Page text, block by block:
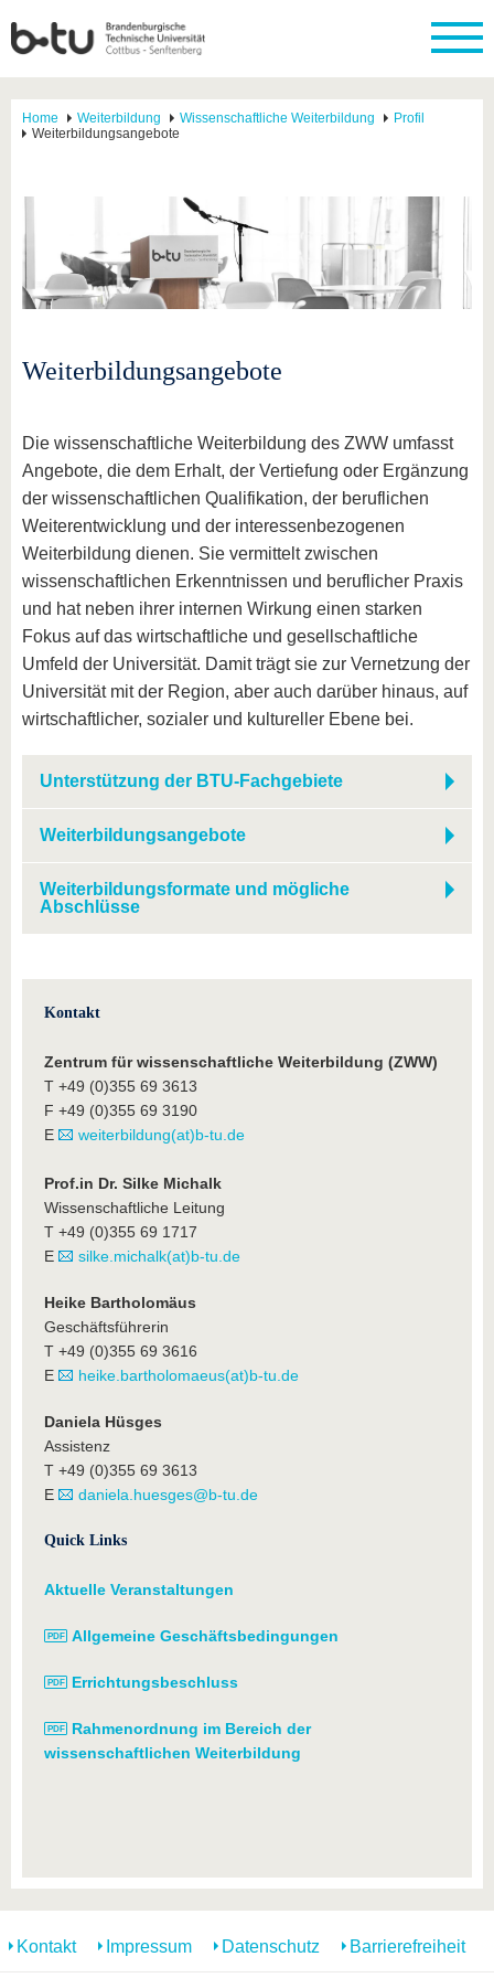
Home Weiterbildung Wissenschaftliche Weiterbildung
Profil
Weiterbildungsangebote
Weiterbildungsangebote
Die wissenschaftliche Weiterbildung des ZWW umfasst
Angebote, die dem Erhalt, der Vertiefung oder Ergänzung
der wissenschaftlichen Qualifikation, der beruflichen
Weiterentwicklung und der interessenbezogenen
Weiterbildung dienen. Sie vermittelt zwischen
wissenschaftlichen Erkenntnissen und beruflicher Praxis
und hat neben ihrer internen Wirkung einen starken
Fokus auf das wirtschaftliche und gesellschaftliche
Umfeld der Universität. Damit trägt sie zur Vernetzung der
Universität mit der Region, aber auch darüber hinaus, auf
wirtschaftlicher, sozialer und kultureller Ebene bei.
Unterstützung der BTU-Fachgebiete
Weiterbildungsangebote
Weiterbildungsformate und mögliche
Abschlüsse
Kontakt
Zentrum für wissenschaftliche Weiterbildung (ZWW)
T +49 (0)355 69 3613
F +49 (0)355 69 3190
E
weiterbildung(at)b-tu.de
Prof.in Dr. Silke Michalk
Wissenschaftliche Leitung
T +49 (0)355 69 1717
E
silke.michalk(at)b-tu.de
Heike Bartholomäus
Geschäftsführerin
T +49 (0)355 69 3616
E
heike.bartholomaeus(at)b-tu.de
Daniela Hüsges
Assistenz
T +49 (0)355 69 3613
E
daniela.huesges@b-tu.de
Quick Links
Aktuelle Veranstaltungen
Allgemeine Geschäftsbedingungen
Errichtungsbeschluss
Rahmenordnung im Bereich der
wissenschaftlichen Weiterbildung
Kontakt Impressum Datenschutz Barrierefreiheit